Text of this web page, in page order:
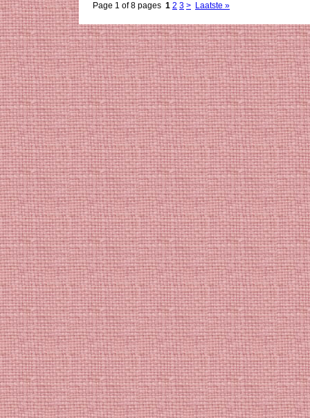
Page 1 of 8 pages 1 2 3 > Laatste »